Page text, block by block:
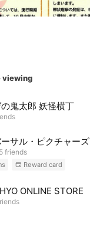
viewing
鬼太郎 妖怪横丁
サル・ピクチャーズ
friends
Reward card
ONLINE STORE